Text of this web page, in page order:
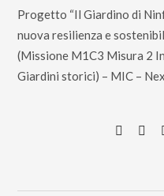
Progetto “Il Giardino di
nuova resilienza e
(Missione M1C3 Misura 2
Giardini storici) – MIC –